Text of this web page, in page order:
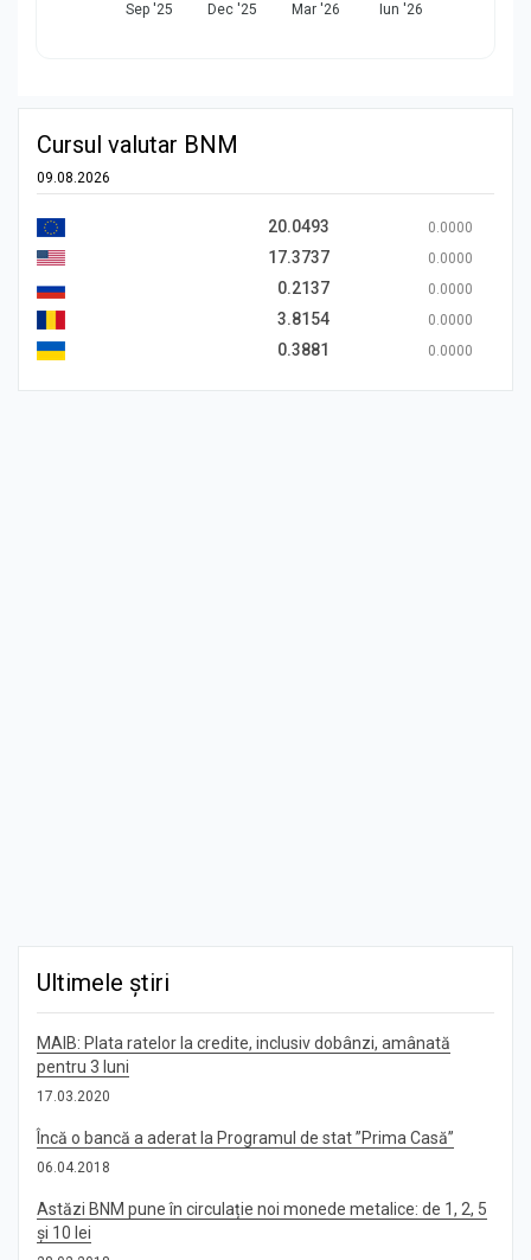
Sep '25 Dec '25 Mar '26 Iun '26
Cursul valutar BNM
09.08.2026
20.0493 0.0000
17.3737 0.0000
0.2137 0.0000
3.8154 0.0000
0.3881 0.0000
Ultimele știri
MAIB: Plata ratelor la credite, inclusiv dobânzi, amânată
pentru 3 luni
17.03.2020
Încă o bancă a aderat la Programul de stat ”Prima Casă”
06.04.2018
Astăzi BNM pune în circulație noi monede metalice: de 1, 2, 5
și 10 lei